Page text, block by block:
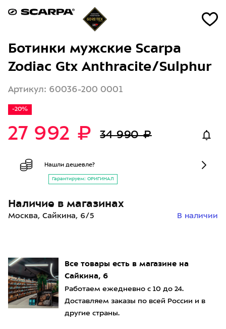
Все товары есть в магазине на
Сайкина, 6
Работаем ежедневно с 10 до 24.
Доставляем заказы по всей России и в
другие страны.
Ботинки мужские Scarpa
Zodiac Gtx Anthracite/Sulphur
Артикул: 60036-200 0001
-20%
27 992 ₽ 34 990 ₽
Нашли дешевле?
Гарантируем: ОРИГИНАЛ
Наличие в магазинах
Москва, Сайкина, 6/5 В наличии